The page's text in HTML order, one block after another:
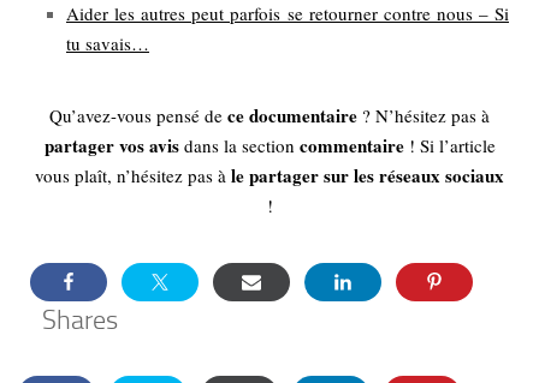
Aider les autres peut parfois se retourner contre nous – Si
tu savais…
Qu’avez-vous pensé de ce documentaire ? N’hésitez pas à
partager vos avisdans la section commentaire! Si l’article
vous plaît, n’hésitez pas à le partager sur les réseaux sociaux
!
Shares